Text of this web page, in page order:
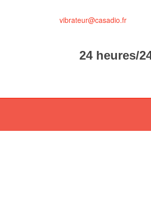
vibrateur@casadio.fr
24 heures/